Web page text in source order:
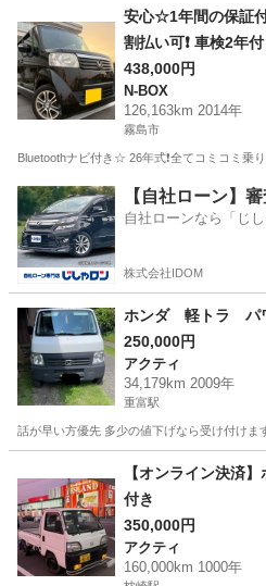
鹿児島市 坂之上駅 ライフ
安心☆1年間の保証
割払い可❗️ 車検2年
気☆ホンダ N-
Bluetoothナビ付き
C付き☆電動スライ
ま乗って帰れます❗️
438,000円
N-BOX
126,163km 2014年
霧島市
Bluetoothナビ付き☆ 26年式❗️全てコミコミ
鹿児島 霧島市 N-BOX
【自社ローン】
自社ローンなら「じ
株式会社IDOM
ホンダ 軽トラ パワ
250,000円
アクティ
34,179km 2009年
重富駅
話が早い方優先 多少の値下げなら受け付け
鹿児島市 重富駅 アクテ
【オンライン決済
付き
350,000円
アクティ
160,000km 1000年